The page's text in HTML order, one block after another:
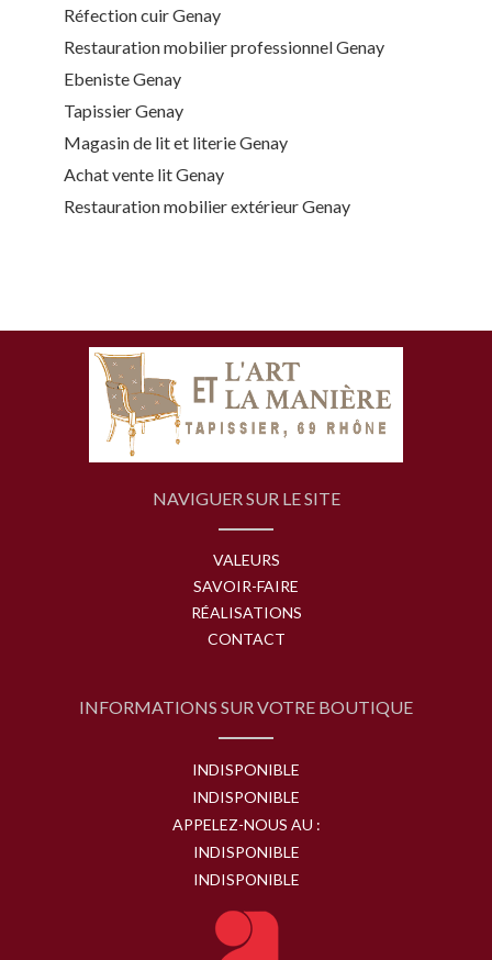
Réfection cuir Genay
Restauration mobilier professionnel Genay
Ebeniste Genay
Tapissier Genay
Magasin de lit et literie Genay
Achat vente lit Genay
Restauration mobilier extérieur Genay
NAVIGUER SUR LE SITE
VALEURS
SAVOIR-FAIRE
RÉALISATIONS
CONTACT
INFORMATIONS SUR VOTRE BOUTIQUE
INDISPONIBLE
INDISPONIBLE
APPELEZ-NOUS AU :
INDISPONIBLE
INDISPONIBLE